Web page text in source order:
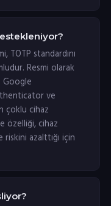
standardını
Resmi olarak
Google
ve
çoklu cihaz
özelliği, cihaz
azalttığı için